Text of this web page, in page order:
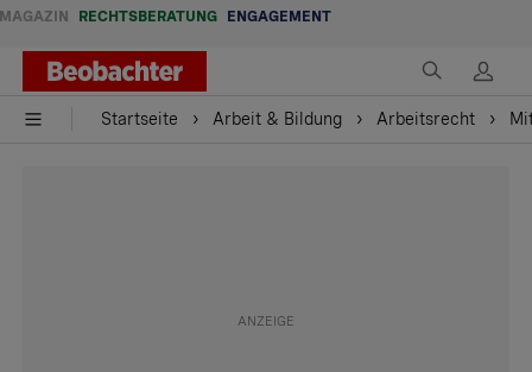
MAGAZIN RECHTSBERATUNG ENGAGEMENT
Startseite Arbeit & Bildung Arbeitsrecht